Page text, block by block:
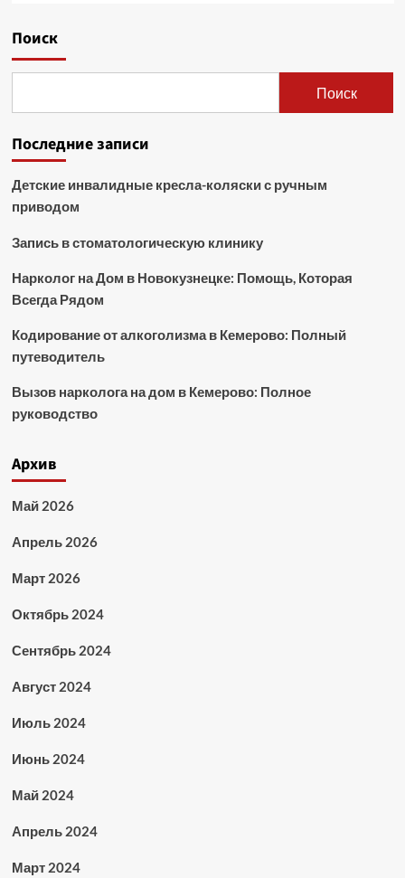
Поиск
Поиск
Последние записи
Детские инвалидные кресла-коляски с ручным
приводом
Запись в стоматологическую клинику
Нарколог на Дом в Новокузнецке: Помощь, Которая
Всегда Рядом
Кодирование от алкоголизма в Кемерово: Полный
путеводитель
Вызов нарколога на дом в Кемерово: Полное
руководство
Архив
Май 2026
Апрель 2026
Март 2026
Октябрь 2024
Сентябрь 2024
Август 2024
Июль 2024
Июнь 2024
Май 2024
Апрель 2024
Март 2024